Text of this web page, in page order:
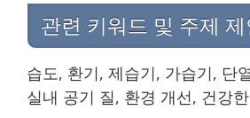
관련 키워드 및 주제
습도, 환기, 제습기, 가습기, 단
실내 공기 질, 환경 개선, 건강